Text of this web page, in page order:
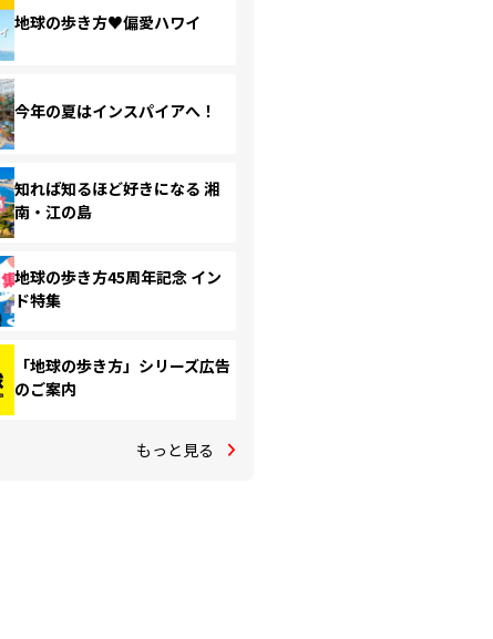
地球の歩き方♥偏愛ハワイ
今年の夏はインスパイアへ！
知れば知るほど好きになる 湘
南・江の島
地球の歩き方45周年記念 イン
ド特集
「地球の歩き方」シリーズ広告
のご案内
もっと見る